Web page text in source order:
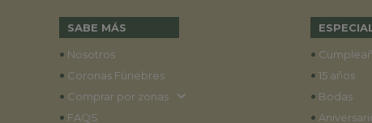
SABE MÁS
• Nosotros
• Coronas Fúnebres
• Comprar por zonas
• FAQS
•
• 15 años
• Bodas
•